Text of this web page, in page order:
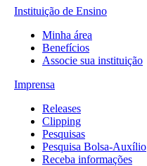
Instituição de Ensino
Minha área
Benefícios
Associe sua instituição
Imprensa
Releases
Clipping
Pesquisas
Pesquisa Bolsa-Auxílio
Receba informações